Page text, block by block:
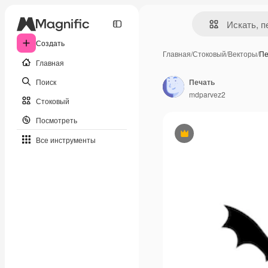
Создать
Главная
Поиск
Стоковый
Посмотреть
Все инструменты
Главная/Стоковый/Векторы/
Премиум
Печать
mdparvez2